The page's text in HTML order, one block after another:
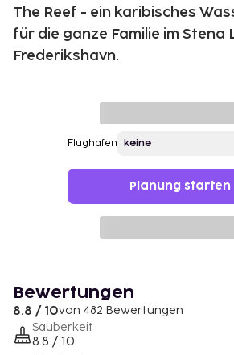
The Reef - ein karibisches
für die ganze Familie im Stena
Frederikshavn.
Flughafen
Planung starten
Bewertungen
8.8 / 10von 482 Bewertungen
Sauberkeit
8.8 / 10